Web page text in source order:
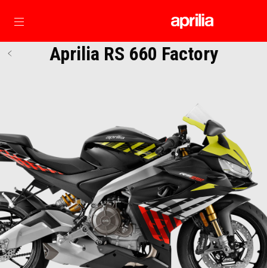
Alege continutul principal
Aprilia RS 660 Factory